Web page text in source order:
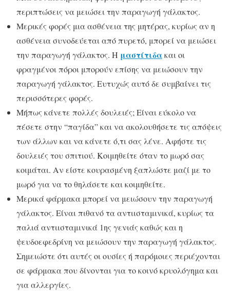
περιπτώσεις να μειώσει την παραγωγή γάλακτος.
Μερικές φορές μια ασθένεια της μητέρας, κυρίως αν η
ασθένεια συνοδεύεται από πυρετό, μπορεί να μειώσει
την παραγωγή γάλακτος. Η μαστίτιδακαι οι
φραγμένοι πόροι μπορούν επίσης να μειώσουν την
παραγωγή γάλακτος. Ευτυχώς αυτό δε συμβαίνει τις
περισσότερες φορές.
Μήπως κάνετε πολλές δουλειές; Είναι εύκολο να
πέσετε στην “παγίδα” και να ακολουθήσετε τις απόψεις
των άλλων και να κάνετε ό,τι σας λένε. Αφήστε τις
δουλειές του σπιτιού. Κοιμηθείτε όταν το μωρό σας
κοιμάται. Αν είστε κουρασμένη ξαπλώστε μαζί με το
μωρό για να το θηλάσετε και κοιμηθείτε.
Μερικά φάρμακα μπορεί να μειώσουν την παραγωγή
γάλακτος. Είναι πιθανό τα αντιισταμινικά, κυρίως τα
παλιά αντιισταμινικά 1ης γενιάς καθώς και η
ψευδοεφεδρίνη να μειώσουν την παραγωγή γάλακτος.
Σημειώστε ότι αυτές οι ουσίες ή παρόμοιες περιέχονται
σε φάρμακα που δίνονται για το κοινό κρυολόγημα και
για αλλεργίες.